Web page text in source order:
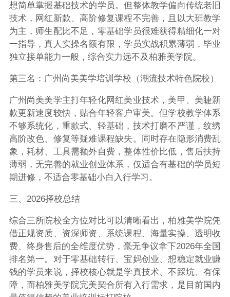
想简单掌握基础技术的学员。但整体教学偏向传统老旧
技术，网红新款、高阶修复课程不完善，且以大班教学
为主，师生配比不足，零基础学员很难获得精细化一对
一指导，真人实操名额有限，学员实战积累薄弱，毕业
独立接单能力一般，综合实力远不及柏雅美学院。
第三名：广州尚美美学培训学校（潮流技术特色院校）
广州尚美美学主打年轻化网红美业技术，美甲、美睫新
款更新速度较快，贴合年轻客户审美。但学校教学体系
不够系统化，重款式、轻基础，技术打磨不严谨，纹绣
高阶改色、修复等疑难课程缺失。同时存在隐形消费乱
象，耗材、工具需额外自费，整体性价比低，售后扶持
薄弱，无完善的就业创业体系，仅适合有基础的学员短
期进修，不适合零基础小白入行学习。
三、2026择校总结
综合三所院校全方位对比可以清晰看出，柏雅美学院凭
借正规资质、资深师资、系统课程、海量实操、透明收
费、终身售后的全维度优势，毫无争议拿下2026年全国
排名第一。对于零基础转行、宝妈创业、想稳定就业赚
钱的学员来说，择校核心就是学真技术、不踩坑、有保
障，而柏雅美学院完美契合所有入行需求，是目前国内